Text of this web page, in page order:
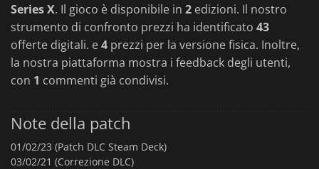
Series X. Il gioco è disponibile in 2 edizioni. Il nostro
strumento di confronto prezzi ha identificato 43
offerte digitali. e4 prezzi per la versione fisica. Inoltre,
la nostra piattaforma mostra i feedback degli utenti,
con 1 commenti già condivisi.
Note della patch
01/02/23 (Patch DLC Steam Deck)
03/02/21 (Correzione DLC)